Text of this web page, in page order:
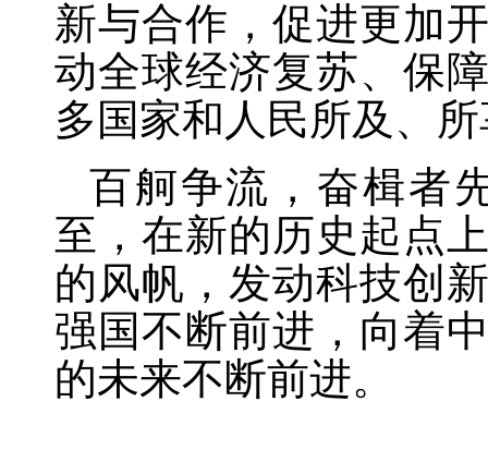
新与合作，促进更加
动全球经济复苏、保
多国家和人民所及、
百舸争流，奋楫者
至，在新的历史起点
的风帆，发动科技创
强国不断前进，向着
的未来不断前进。